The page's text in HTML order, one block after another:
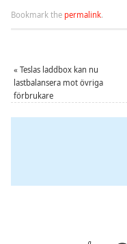
Bookmark the permalink.
« Teslas laddbox kan nu
lastbalansera mot övriga
förbrukare